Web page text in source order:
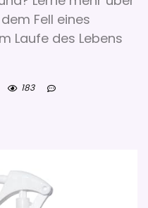
Fell eines
Laufe des Lebens
183